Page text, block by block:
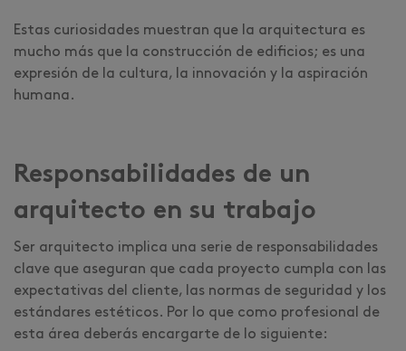
Estas curiosidades muestran que la arquitectura es
mucho más que la construcción de edificios; es una
expresión de la cultura, la innovación y la aspiración
humana.
Responsabilidades de un
arquitecto en su trabajo
Ser arquitecto implica una serie de responsabilidades
clave que aseguran que cada proyecto cumpla con las
expectativas del cliente, las normas de seguridad y los
estándares estéticos. Por lo que como profesional de
esta área deberás encargarte de lo siguiente: